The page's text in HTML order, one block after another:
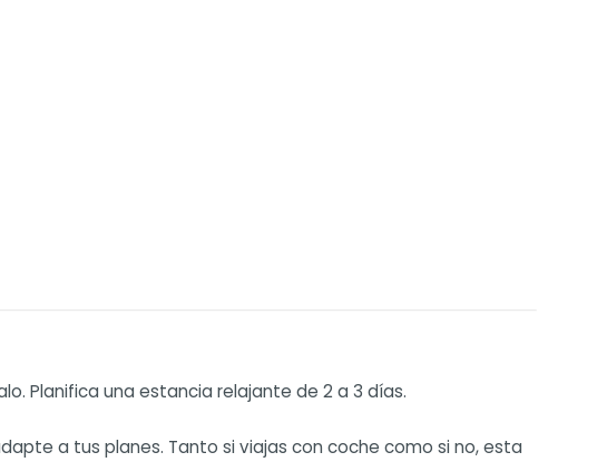
Planifica una estancia relajante de 2 a 3 días.
a tus planes. Tanto si viajas con coche como si no, esta